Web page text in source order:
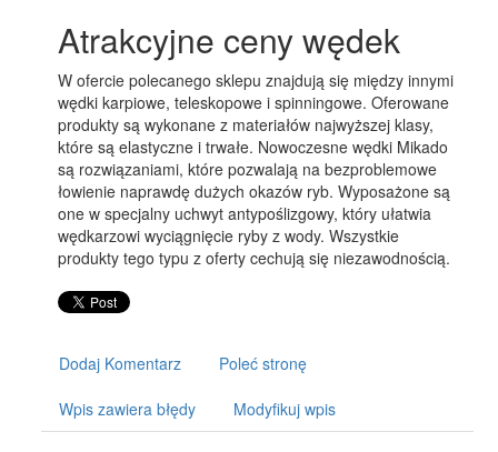
Atrakcyjne ceny wędek
W ofercie polecanego sklepu znajdują się między innymi
wędki karpiowe, teleskopowe i spinningowe. Oferowane
produkty są wykonane z materiałów najwyższej klasy,
które są elastyczne i trwałe. Nowoczesne wędki Mikado
są rozwiązaniami, które pozwalają na bezproblemowe
łowienie naprawdę dużych okazów ryb. Wyposażone są
one w specjalny uchwyt antypoślizgowy, który ułatwia
wędkarzowi wyciągnięcie ryby z wody. Wszystkie
produkty tego typu z oferty cechują się niezawodnością.
Dodaj Komentarz Poleć stronę
Wpis zawiera błędy Modyfikuj wpis